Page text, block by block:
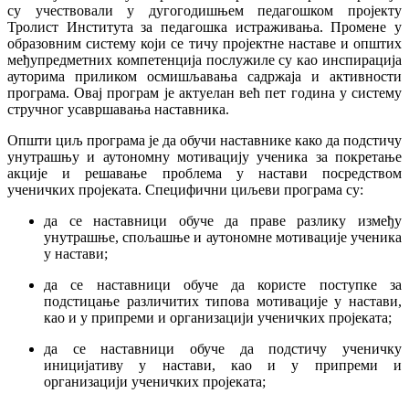
су учествовали у дугогодишњем педагошком пројекту
Тролист Института за педагошка истраживања. Промене у
образовним систему који се тичу пројектне наставе и општих
међупредметних компетенција послужиле су као инспирација
ауторима приликом осмишљавања садржаја и активности
програма. Овај програм је актуелан већ пет година у систему
стручног усавршавања наставника.
Општи циљ програма је да обучи наставнике како да подстичу
унутрашњу и аутономну мотивацију ученика за покретање
акције и решавање проблема у настави посредством
ученичких пројеката. Специфични циљеви програма су:
да се наставници обуче да праве разлику између
унутрашње, спољашње и аутономне мотивације ученика
у настави;
да се наставници обуче да користе поступке за
подстицање различитих типова мотивације у настави,
као и у припреми и организацији ученичких пројеката;
да се наставници обуче да подстичу ученичку
иницијативу у настави, као и у припреми и
организацији ученичких пројеката;